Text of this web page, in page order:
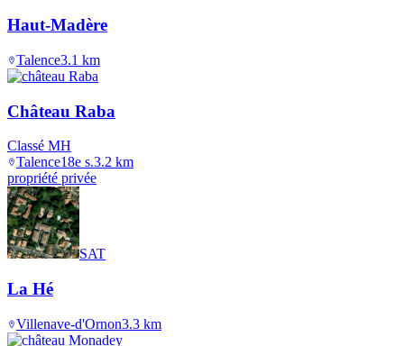
Haut-Madère
Talence3.1 km
Château Raba
Classé MH
Talence18e s.3.2 km
propriété privée
SAT
La Hé
Villenave-d'Ornon3.3 km